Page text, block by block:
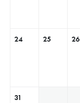
24 25 26
31